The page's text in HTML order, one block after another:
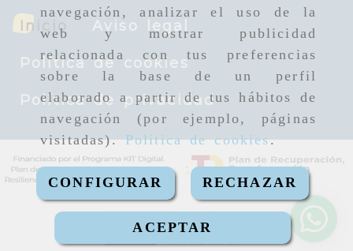
navegación, analizar el uso de la
web y mostrar publicidad
relacionada con tus preferencias
sobre la base de un perfil
elaborado a partir de tus hábitos de
navegación (por ejemplo, páginas
visitadas).Política de cookies.
CONFIGURAR RECHAZAR
ACEPTAR
Inicio Aviso legal
Política de cookies
Política de privacidad